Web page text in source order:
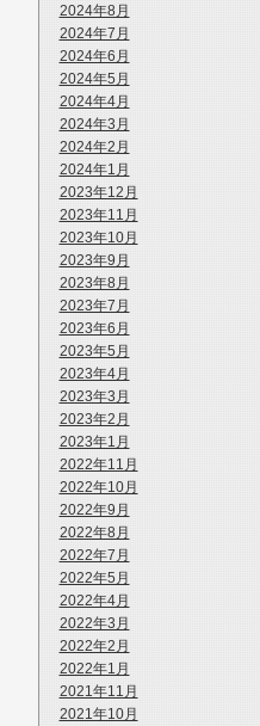
2024年8月
2024年7月
2024年6月
2024年5月
2024年4月
2024年3月
2024年2月
2024年1月
2023年12月
2023年11月
2023年10月
2023年9月
2023年8月
2023年7月
2023年6月
2023年5月
2023年4月
2023年3月
2023年2月
2023年1月
2022年11月
2022年10月
2022年9月
2022年8月
2022年7月
2022年5月
2022年4月
2022年3月
2022年2月
2022年1月
2021年11月
2021年10月